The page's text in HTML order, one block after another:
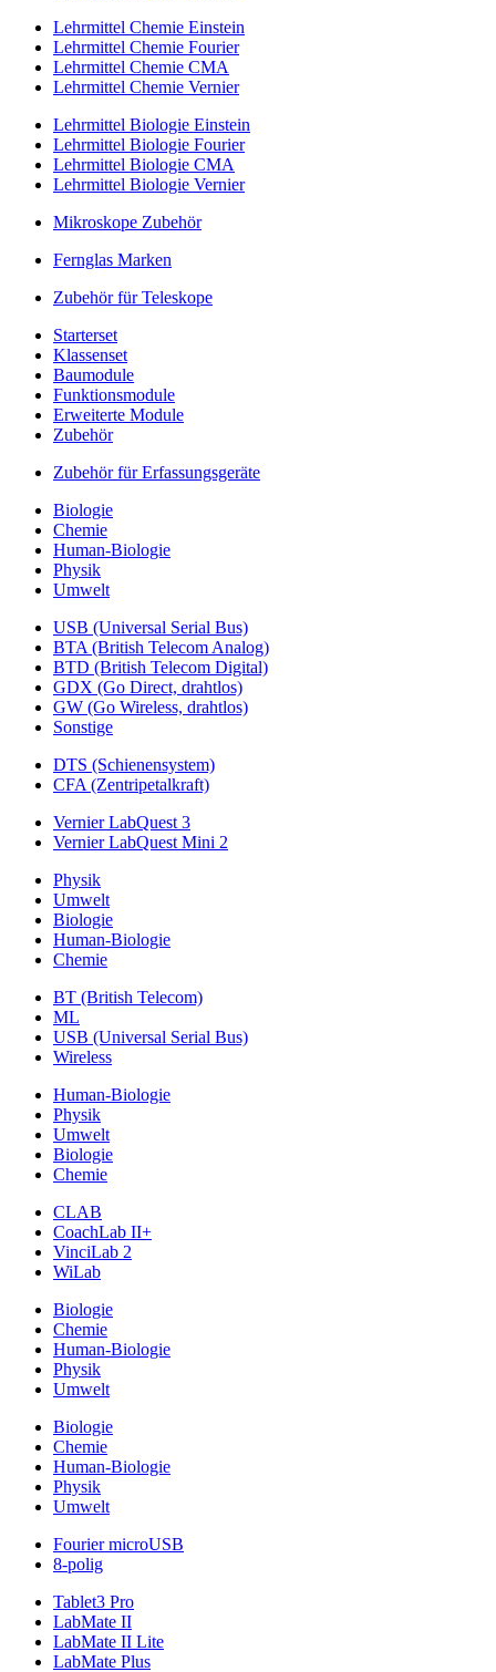
Lehrmittel Chemie Einstein
Lehrmittel Chemie Fourier
Lehrmittel Chemie CMA
Lehrmittel Chemie Vernier
Lehrmittel Biologie Einstein
Lehrmittel Biologie Fourier
Lehrmittel Biologie CMA
Lehrmittel Biologie Vernier
Mikroskope Zubehör
Fernglas Marken
Zubehör für Teleskope
Starterset
Klassenset
Baumodule
Funktionsmodule
Erweiterte Module
Zubehör
Zubehör für Erfassungsgeräte
Biologie
Chemie
Human-Biologie
Physik
Umwelt
USB (Universal Serial Bus)
BTA (British Telecom Analog)
BTD (British Telecom Digital)
GDX (Go Direct, drahtlos)
GW (Go Wireless, drahtlos)
Sonstige
DTS (Schienensystem)
CFA (Zentripetalkraft)
Vernier LabQuest 3
Vernier LabQuest Mini 2
Physik
Umwelt
Biologie
Human-Biologie
Chemie
BT (British Telecom)
ML
USB (Universal Serial Bus)
Wireless
Human-Biologie
Physik
Umwelt
Biologie
Chemie
CLAB
CoachLab II+
VinciLab 2
WiLab
Biologie
Chemie
Human-Biologie
Physik
Umwelt
Biologie
Chemie
Human-Biologie
Physik
Umwelt
Fourier microUSB
8-polig
Tablet3 Pro
LabMate II
LabMate II Lite
LabMate Plus